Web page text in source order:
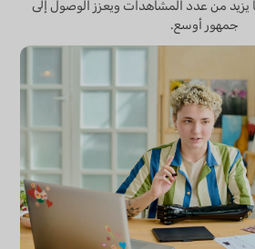
يزيد من عدد المشاهدات ويعزز الوصول إلى
جمهور أوسع.